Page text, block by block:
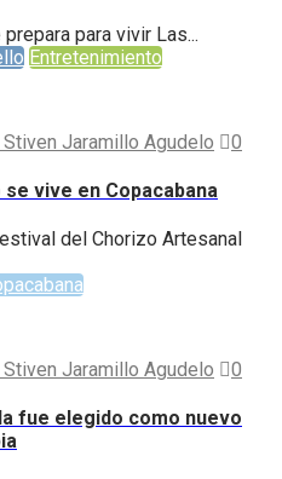
para vivir Las...
Entretenimiento
Jaramillo Agudelo 0
vive en Copacabana
del Chorizo Artesanal
Jaramillo Agudelo 0
fue elegido como nuevo